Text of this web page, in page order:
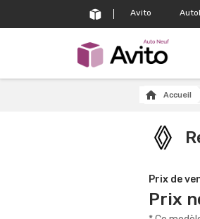
Avito
Accueil
Prix de
Prix